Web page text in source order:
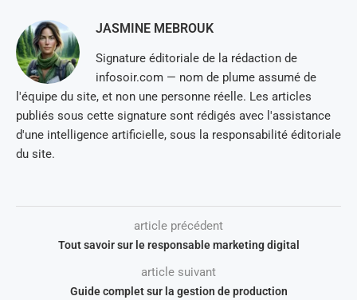
JASMINE MEBROUK
Signature éditoriale de la rédaction de
infosoir.com — nom de plume assumé de
l'équipe du site, et non une personne réelle. Les articles
publiés sous cette signature sont rédigés avec l'assistance
d'une intelligence artificielle, sous la responsabilité éditoriale
du site.
article précédent
Tout savoir sur le responsable marketing digital
article suivant
Guide complet sur la gestion de production